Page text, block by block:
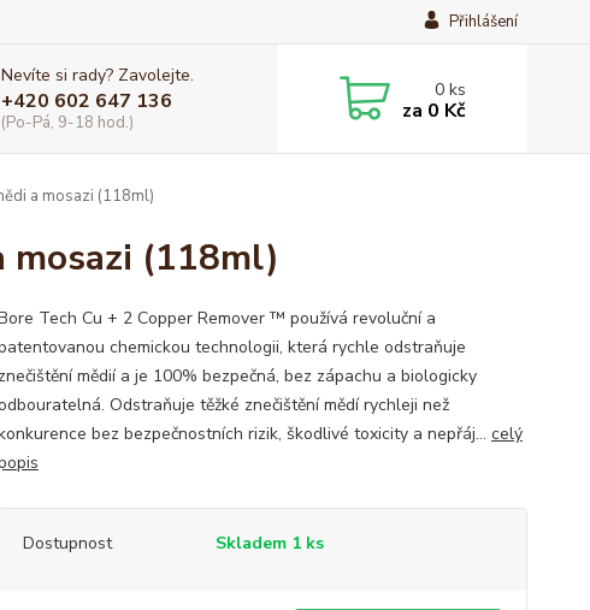
Přihlášení
Nevíte si rady? Zavolejte.
+420 602 647 136
(Po-Pá, 9-18 hod.)
0ks
za 0 Kč
a mosazi (118ml)
mosazi (118ml)
Tech Cu + 2 Copper Remover ™ používá revoluční a
chemickou technologii, která rychle odstraňuje
znečištění mědií a je 100% bezpečná, bez zápachu a biologicky
Odstraňuje těžké znečištění mědí rychleji než
bez bezpečnostních rizik, škodlivé toxicity a nepřáj... celý
Dostupnost Skladem 1 ks